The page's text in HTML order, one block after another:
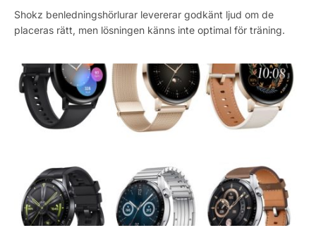
Shokz benledningshörlurar levererar godkänt ljud om de
placeras rätt, men lösningen känns inte optimal för träning.